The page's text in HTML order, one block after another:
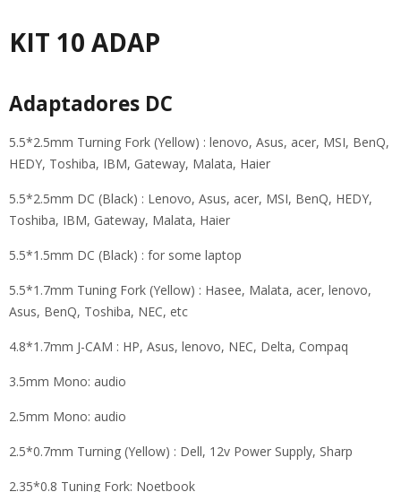
KIT 10 ADAP
Adaptadores DC
5.5*2.5mm Turning Fork (Yellow) : lenovo, Asus, acer, MSI, BenQ,
HEDY, Toshiba, IBM, Gateway, Malata, Haier
5.5*2.5mm DC (Black) : Lenovo, Asus, acer, MSI, BenQ, HEDY,
Toshiba, IBM, Gateway, Malata, Haier
5.5*1.5mm DC (Black) : for some laptop
5.5*1.7mm Tuning Fork (Yellow) : Hasee, Malata, acer, lenovo,
Asus, BenQ, Toshiba, NEC, etc
4.8*1.7mm J-CAM : HP, Asus, lenovo, NEC, Delta, Compaq
3.5mm Mono: audio
2.5mm Mono: audio
2.5*0.7mm Turning (Yellow) : Dell, 12v Power Supply, Sharp
2.35*0.8 Tuning Fork: Noetbook